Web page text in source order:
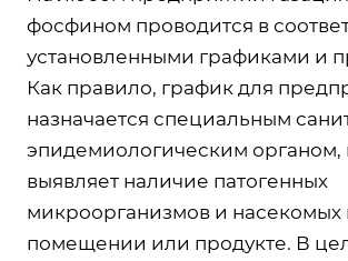
фосфином проводится в
установленными графиками и
Как правило, график для
назначается специальным
эпидемиологическим органом,
выявляет наличие патогенных
микроорганизмов и насекомых
помещении или продукте. В